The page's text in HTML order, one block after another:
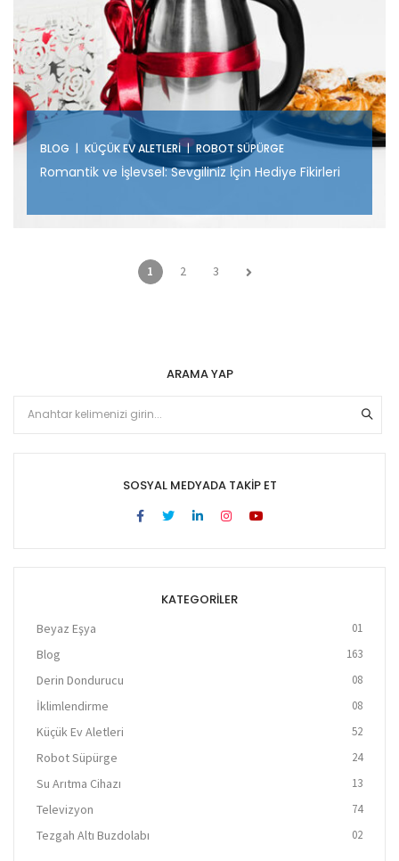
BLOG | KÜÇÜK EV ALETLERI | ROBOT SÜPÜRGE
Romantik ve İşlevsel: Sevgiliniz İçin Hediye Fikirleri
1 2 3
ARAMA YAP
SOSYAL MEDYADA TAKIP ET
KATEGORILER
Beyaz Eşya 01
Blog 163
Derin Dondurucu 08
İklimlendirme 08
Küçük Ev Aletleri 52
Robot Süpürge 24
Su Arıtma Cihazı 13
Televizyon 74
Tezgah Altı Buzdolabı 02